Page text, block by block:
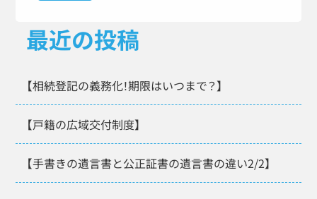
最近の投稿
【相続登記の義務化！期限はいつまで？】
【戸籍の広域交付制度】
【手書きの遺言書と公正証書の遺言書の違い2/2】